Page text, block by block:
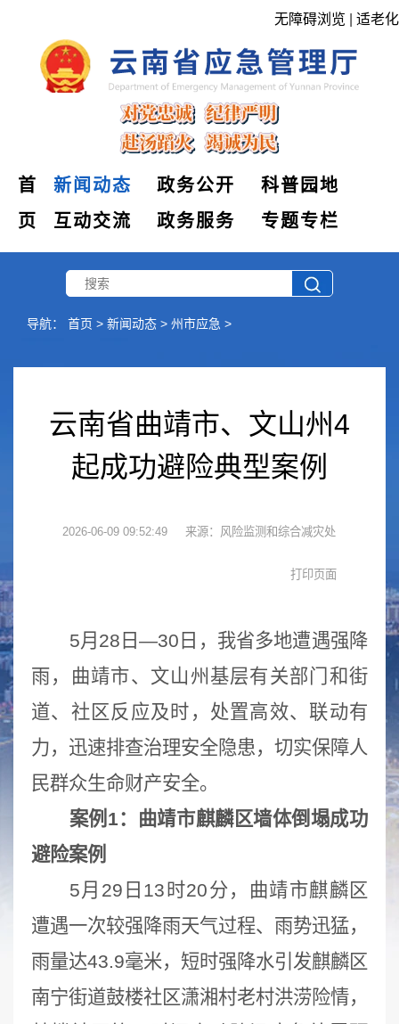
无障碍浏览 适老化
首
页
新闻动态 政务公开
科普园地
互动交流
政务服务 专题专栏
导航： 首页 > 新闻动态 > 州市应急 >
云南省曲靖市、文山州4
起成功避险典型案例
2026-06-09 09:52:49 来源：风险监测和综合减灾处
5月28日—30日，我省多地遭遇强降
雨，曲靖市、文山州基层有关部门和街
道、社区反应及时，处置高效、联动有
力，迅速排查治理安全隐患，切实保障人
民群众生命财产安全。
案例1：曲靖市麒麟区墙体倒塌成功
避险案例
5月29日13时20分，曲靖市麒麟区
遭遇一次较强降雨天气过程、雨势迅猛，
雨量达43.9毫米，短时强降水引发麒麟区
南宁街道鼓楼社区潇湘村老村洪涝险情，